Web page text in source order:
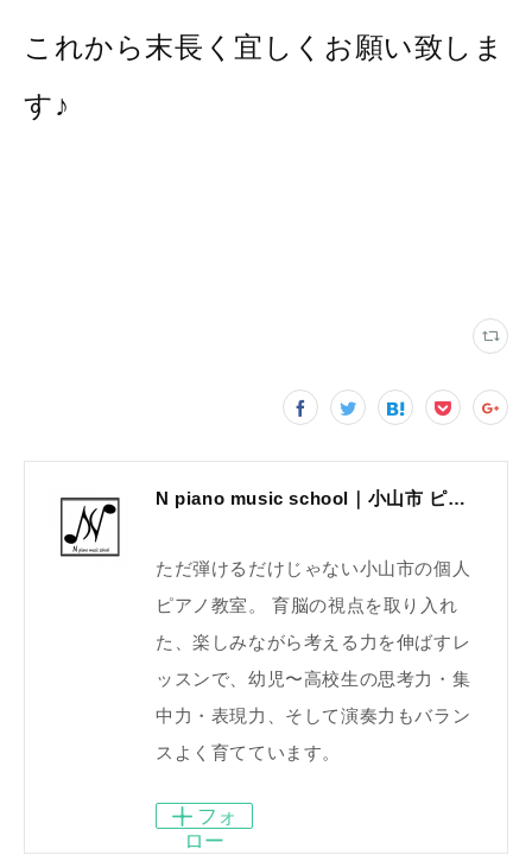
これから末長く宜しくお願い致しま
す♪
N piano music school｜小山市 ピアノ教室｜考える力・集中力を育てる個人レッスン｜2025年体験レッスン受付中
ただ弾けるだけじゃない小山市の個人
ピアノ教室。 育脳の視点を取り入れ
た、楽しみながら考える力を伸ばすレ
ッスンで、幼児〜高校生の思考力・集
中力・表現力、そして演奏力もバラン
スよく育てています。
フォ
ロー